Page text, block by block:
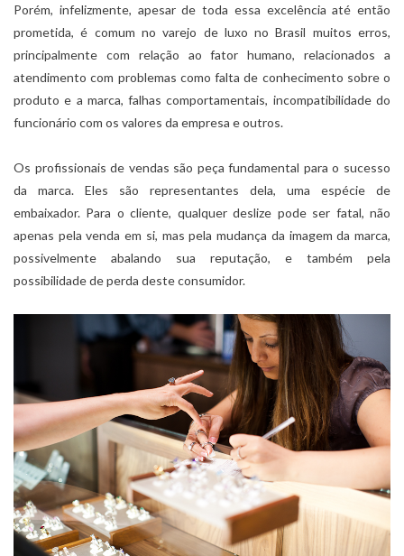
Porém, infelizmente, apesar de toda essa excelência até então
prometida, é comum no varejo de luxo no Brasil muitos erros,
principalmente com relação ao fator humano, relacionados a
atendimento com problemas como falta de conhecimento sobre o
produto e a marca, falhas comportamentais, incompatibilidade do
funcionário com os valores da empresa e outros.
Os profissionais de vendas são peça fundamental para o sucesso
da marca. Eles são representantes dela, uma espécie de
embaixador. Para o cliente, qualquer deslize pode ser fatal, não
apenas pela venda em si, mas pela mudança da imagem da marca,
possivelmente abalando sua reputação, e também pela
possibilidade de perda deste consumidor.